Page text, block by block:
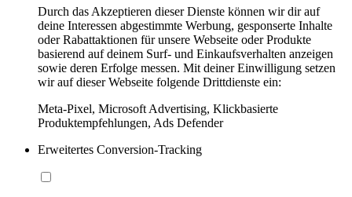
Durch das Akzeptieren dieser Dienste können wir dir auf
deine Interessen abgestimmte Werbung, gesponserte Inhalte
oder Rabattaktionen für unsere Webseite oder Produkte
basierend auf deinem Surf- und Einkaufsverhalten anzeigen
sowie deren Erfolge messen. Mit deiner Einwilligung setzen
wir auf dieser Webseite folgende Drittdienste ein:
Meta-Pixel, Microsoft Advertising, Klickbasierte
Produktempfehlungen, Ads Defender
Erweitertes Conversion-Tracking